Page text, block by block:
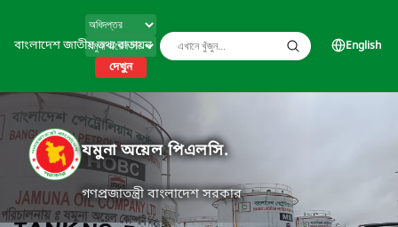
বাংলাদেশ জাতীয় তথ্য বাতায়ন
দেখুন
English
যমুনা অয়েল পিএলসি.
গণপ্রজাতন্ত্রী বাংলাদেশ সরকার